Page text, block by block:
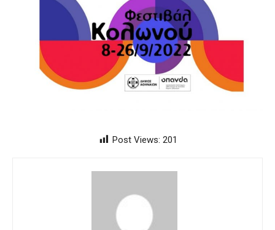
Post Views: 201